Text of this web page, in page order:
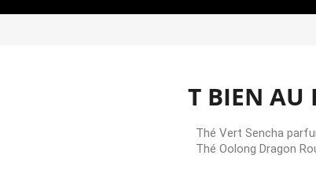
T BIEN AU
Thé Vert Sencha
Thé Oolong Dragon